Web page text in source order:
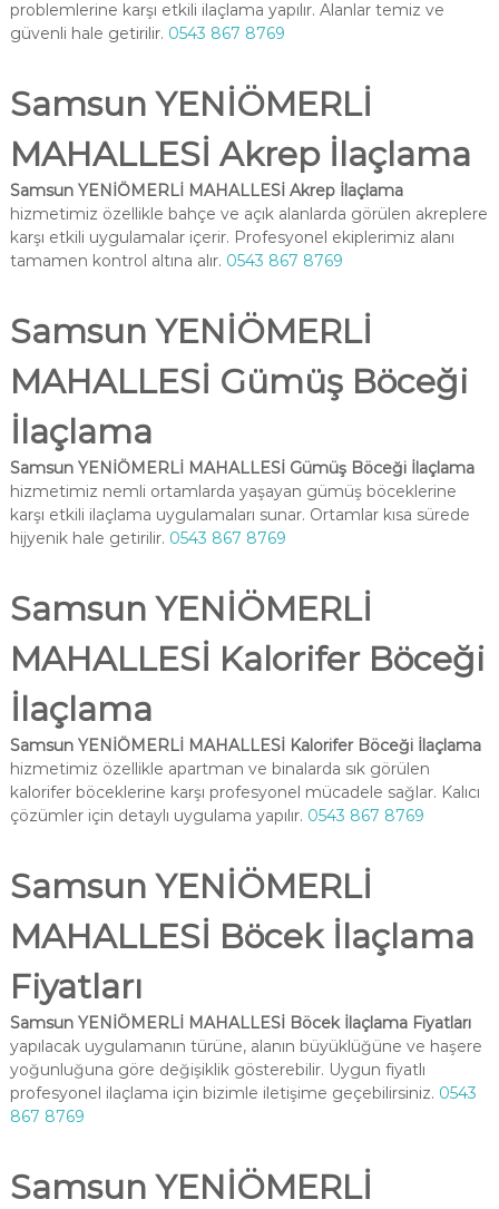
problemlerine karşı etkili ilaçlama yapılır. Alanlar temiz ve
güvenli hale getirilir. 0543 867 8769
Samsun YENİÖMERLİ
MAHALLESİ Akrep İlaçlama
Samsun YENİÖMERLİ MAHALLESİ Akrep İlaçlama
hizmetimiz özellikle bahçe ve açık alanlarda görülen akreplere
karşı etkili uygulamalar içerir. Profesyonel ekiplerimiz alanı
tamamen kontrol altına alır. 0543 867 8769
Samsun YENİÖMERLİ
MAHALLESİ Gümüş Böceği
İlaçlama
Samsun YENİÖMERLİ MAHALLESİ Gümüş Böceği İlaçlama
hizmetimiz nemli ortamlarda yaşayan gümüş böceklerine
karşı etkili ilaçlama uygulamaları sunar. Ortamlar kısa sürede
hijyenik hale getirilir. 0543 867 8769
Samsun YENİÖMERLİ
MAHALLESİ Kalorifer Böceği
İlaçlama
Samsun YENİÖMERLİ MAHALLESİ Kalorifer Böceği İlaçlama
hizmetimiz özellikle apartman ve binalarda sık görülen
kalorifer böceklerine karşı profesyonel mücadele sağlar. Kalıcı
çözümler için detaylı uygulama yapılır. 0543 867 8769
Samsun YENİÖMERLİ
MAHALLESİ Böcek İlaçlama
Fiyatları
Samsun YENİÖMERLİ MAHALLESİ Böcek İlaçlama Fiyatları
yapılacak uygulamanın türüne, alanın büyüklüğüne ve haşere
yoğunluğuna göre değişiklik gösterebilir. Uygun fiyatlı
profesyonel ilaçlama için bizimle iletişime geçebilirsiniz. 0543
867 8769
Samsun YENİÖMERLİ